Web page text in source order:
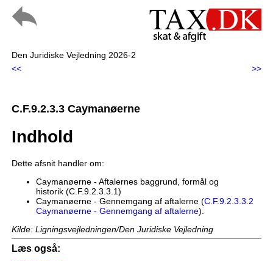
Den Juridiske Vejledning 2026-2
<<
>>
C.F.9.2.3.3 Caymanøerne
Indhold
Dette afsnit handler om:
Caymanøerne - Aftalernes baggrund, formål og
historik (C.F.9.2.3.3.1)
Caymanøerne - Gennemgang af aftalerne (C.F.9.2.3.3.2
Caymanøerne - Gennemgang af aftalerne).
Kilde: Ligningsvejledningen/Den Juridiske Vejledning
Læs også: